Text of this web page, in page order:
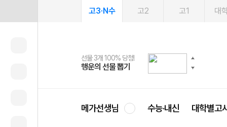
고3·N수 고2 고1 대
선물 3개 100% 당첨!
행운의 선물 뽑기
선물 100% 증정!
메가스터디 X 올리브
여름방학 스터디 캐시백
메가런 썸머스쿨
2027 러셀 단과
강사 공개선발
스마트러닝앱
설문 EVENT
메가패스
3일 무료 체험권
메가패스 수강생 무료혜택!
메가클럽 멤버십
사회공헌 캠페인
희망이룸 메가나눔
메가선생님 수능·내신 대학별고